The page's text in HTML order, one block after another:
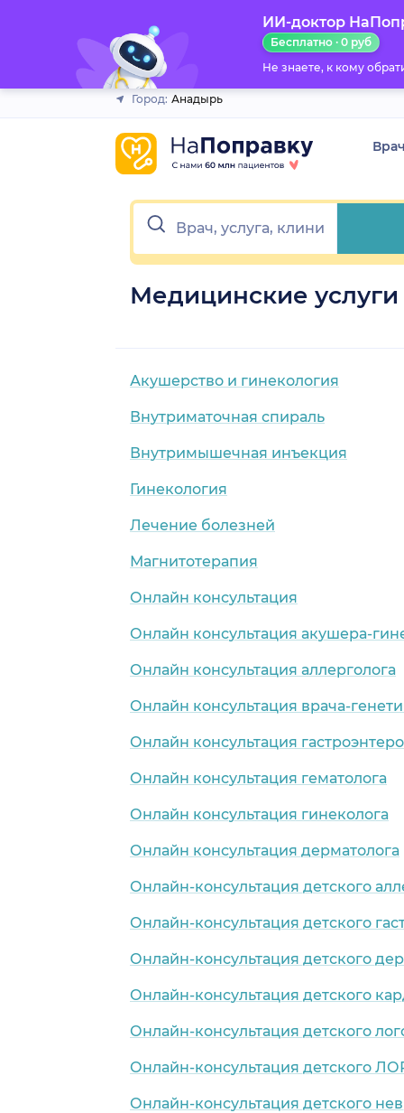
ИИ-доктор
Бесплатно · 0 руб
Не знаете, к кому
Город: Анадырь
Медицинские
Акушерство и гинекология
Внутриматочная спираль
Внутримышечная инъекция
Гинекология
Лечение болезней
Магнитотерапия
Онлайн консультация
Онлайн консультация акушера-
Онлайн консультация аллерголога
Онлайн консультация врача-
Онлайн консультация
Онлайн консультация гематолога
Онлайн консультация гинеколога
Онлайн консультация дерматолога
Онлайн-консультация детского
Онлайн-консультация детского
Онлайн-консультация детского
Онлайн-консультация детского
Онлайн-консультация детского
Онлайн-консультация детского
Онлайн-консультация детского